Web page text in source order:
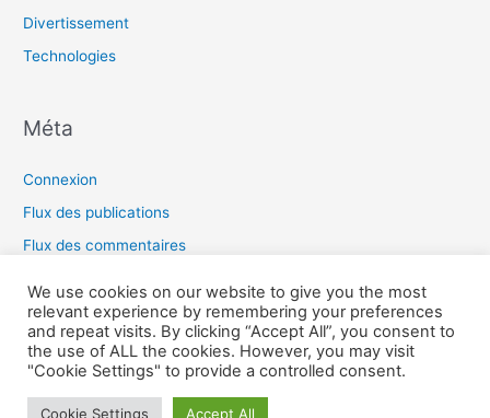
Divertissement
Technologies
Méta
Connexion
Flux des publications
Flux des commentaires
Copyright © 2026 Omras2 |
We use cookies on our website to give you the most
relevant experience by remembering your preferences
and repeat visits. By clicking “Accept All”, you consent to
the use of ALL the cookies. However, you may visit
"Cookie Settings" to provide a controlled consent.
Cookie Settings Accept All